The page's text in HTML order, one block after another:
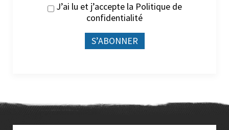
J’ai lu et j’accepte la Politique de
confidentialité